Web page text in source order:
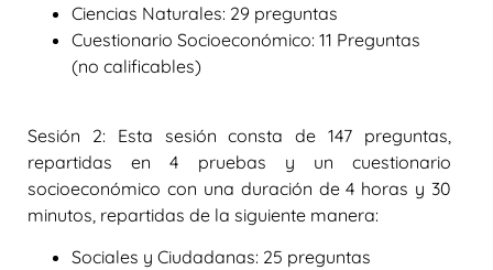
Ciencias Naturales: 29 preguntas
Cuestionario Socioeconómico: 11 Preguntas
(no calificables)
Sesión 2: Esta sesión consta de 147 preguntas,
repartidas en 4 pruebas y un cuestionario
socioeconómico con una duración de 4 horas y 30
minutos, repartidas de la siguiente manera:
Sociales y Ciudadanas: 25 preguntas